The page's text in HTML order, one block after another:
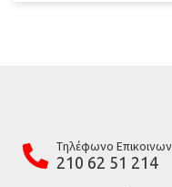
Tηλέφωνο
210 62 51 214